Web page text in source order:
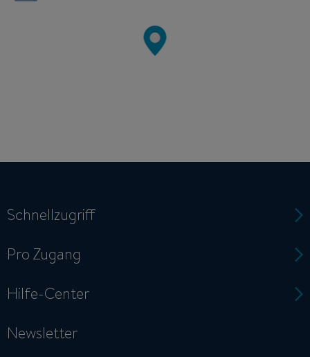
Schnellzugriff
Pro Zugang
Hilfe-Center
Newsletter